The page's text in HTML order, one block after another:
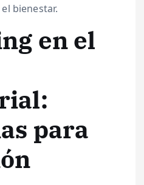
bienestar.
en el
para